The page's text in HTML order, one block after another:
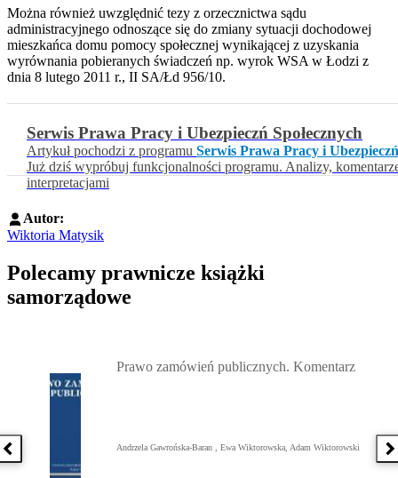
Można również uwzględnić tezy z orzecznictwa sądu
administracyjnego odnoszące się do zmiany sytuacji dochodowej
mieszkańca domu pomocy społecznej wynikającej z uzyskania
wyrównania pobieranych świadczeń np. wyrok WSA w Łodzi z
dnia 8 lutego 2011 r., II SA/Łd 956/10.
Serwis Prawa Pracy i Ubezpieczń Społecznych
Artykuł pochodzi z programu Serwis Prawa Pracy i
Już dziś wypróbuj funkcjonalności programu. Analizy,
interpretacjami
Autor:
Wiktoria Matysik
Polecamy prawnicze książki
samorządowe
Poprzednia książka
Prawo zamówień publicznych. Komentarz
Andrzela Gawrońska-Baran , Ewa Wiktorowska, Adam Wiktorowski